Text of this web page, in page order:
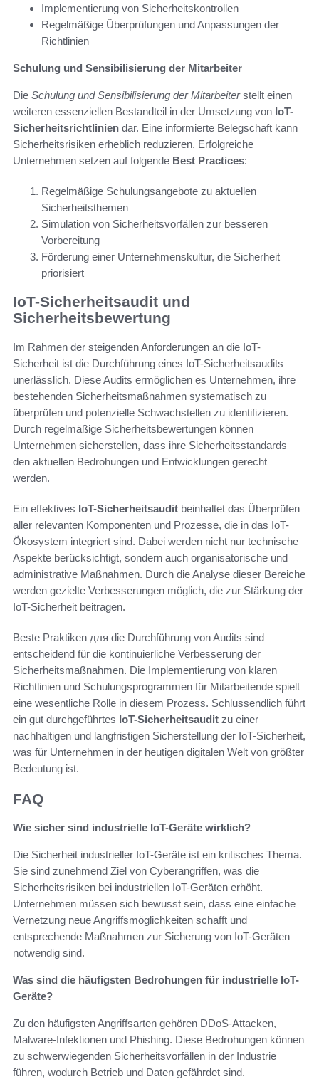
Implementierung von Sicherheitskontrollen
Regelmäßige Überprüfungen und Anpassungen der
Richtlinien
Schulung und Sensibilisierung der Mitarbeiter
Die Schulung und Sensibilisierung der Mitarbeiterstellt einen
weiteren essenziellen Bestandteil in der Umsetzung von IoT-
Sicherheitsrichtlinien dar. Eine informierte Belegschaft kann
Sicherheitsrisiken erheblich reduzieren. Erfolgreiche
Unternehmen setzen auf folgende Best Practices:
Regelmäßige Schulungsangebote zu aktuellen
Sicherheitsthemen
Simulation von Sicherheitsvorfällen zur besseren
Vorbereitung
Förderung einer Unternehmenskultur, die Sicherheit
priorisiert
IoT-Sicherheitsaudit und
Sicherheitsbewertung
Im Rahmen der steigenden Anforderungen an die IoT-
Sicherheit ist die Durchführung eines IoT-Sicherheitsaudits
unerlässlich. Diese Audits ermöglichen es Unternehmen, ihre
bestehenden Sicherheitsmaßnahmen systematisch zu
überprüfen und potenzielle Schwachstellen zu identifizieren.
Durch regelmäßige Sicherheitsbewertungen können
Unternehmen sicherstellen, dass ihre Sicherheitsstandards
den aktuellen Bedrohungen und Entwicklungen gerecht
werden.
Ein effektives IoT-Sicherheitsaudit beinhaltet das Überprüfen
aller relevanten Komponenten und Prozesse, die in das IoT-
Ökosystem integriert sind. Dabei werden nicht nur technische
Aspekte berücksichtigt, sondern auch organisatorische und
administrative Maßnahmen. Durch die Analyse dieser Bereiche
werden gezielte Verbesserungen möglich, die zur Stärkung der
IoT-Sicherheit beitragen.
Beste Praktiken для die Durchführung von Audits sind
entscheidend für die kontinuierliche Verbesserung der
Sicherheitsmaßnahmen. Die Implementierung von klaren
Richtlinien und Schulungsprogrammen für Mitarbeitende spielt
eine wesentliche Rolle in diesem Prozess. Schlussendlich führt
ein gut durchgeführtes IoT-Sicherheitsaudit zu einer
nachhaltigen und langfristigen Sicherstellung der IoT-Sicherheit,
was für Unternehmen in der heutigen digitalen Welt von größter
Bedeutung ist.
FAQ
Wie sicher sind industrielle IoT-Geräte wirklich?
Die Sicherheit industrieller IoT-Geräte ist ein kritisches Thema.
Sie sind zunehmend Ziel von Cyberangriffen, was die
Sicherheitsrisiken bei industriellen IoT-Geräten erhöht.
Unternehmen müssen sich bewusst sein, dass eine einfache
Vernetzung neue Angriffsmöglichkeiten schafft und
entsprechende Maßnahmen zur Sicherung von IoT-Geräten
notwendig sind.
Was sind die häufigsten Bedrohungen für industrielle IoT-
Geräte?
Zu den häufigsten Angriffsarten gehören DDoS-Attacken,
Malware-Infektionen und Phishing. Diese Bedrohungen können
zu schwerwiegenden Sicherheitsvorfällen in der Industrie
führen, wodurch Betrieb und Daten gefährdet sind.